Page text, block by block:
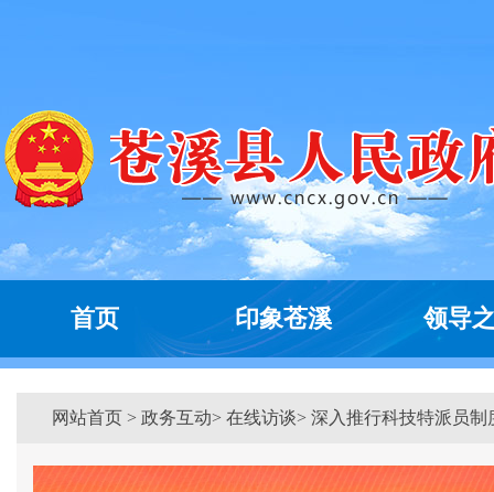
首页 印象苍溪 领导
网站首页 > 政务互动> 在线访谈> 深入推行科技特派员制